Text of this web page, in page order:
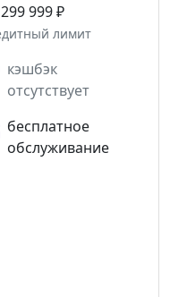
999 ₽
лимит
кэшбэк
отсутствует
бесплатное
обслуживание